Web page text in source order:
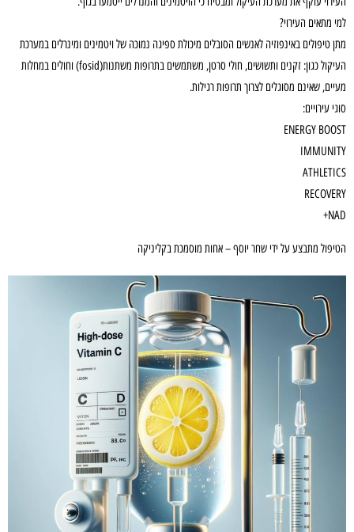
למי מתאים העירוי?
מתן טיפולים באינפוזיה לאנשים הסובלים מיכולת ספיגה נמוכה של ויטמינים ומינרלים במערכת
העיקול כגון: זקנים ותשושים, חולי סרטן, משתמשים בתרופות משתנות(fosid) וחולים במחלות
מעיים, שאינם מסוגלים לצרוך תרופות רגילות.
סוגי עירויים:
ENERGY BOOST
IMMUNITY
ATHLETICS
RECOVERY
NAD+
הטיפול מתבצע על ידי שחר יוסף – אחות מוסמכת בקליניקה